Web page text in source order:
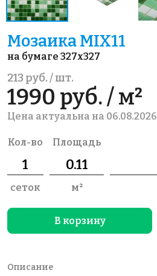
Мозаика MIX11
на бумаге 327x327
213 руб. / шт.
1990 руб. / м²
Цена актуальна на 06.08.2026
Кол-во
сеток
Площадь
м²
В корзину
Описание